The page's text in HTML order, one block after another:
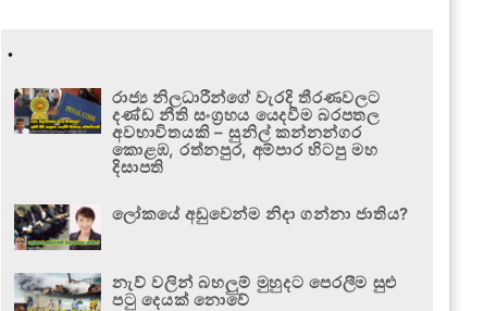
.
රාජ්‍ය නිලධාරීන්ගේ වැරදි තීරණවලට
දණ්ඩ නීති සංග්‍රහය යෙදවීම බරපතල
අවභාවිතයකි – සුනිල් කන්නන්ගර
කොළඹ, රත්නපුර, අම්පාර හිටපු මහ
දිසාපති
ලෝකයේ අඩුවෙන්ම නිදා ගන්නා ජාතිය?
නැව් වලින් බහලුම් මුහුදට පෙරලීම සුළු
පටු දෙයක් නොවේ